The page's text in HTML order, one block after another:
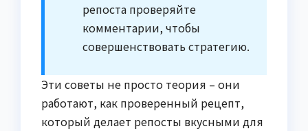
репоста проверяйте
комментарии, чтобы
совершенствовать стратегию.
Эти советы не просто теория – они
работают, как проверенный рецепт,
который делает репосты вкусными для